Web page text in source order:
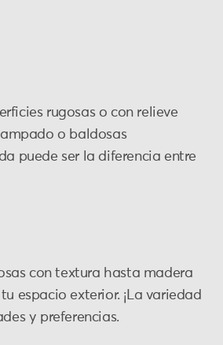
rugosas o con relieve
o baldosas
puede ser la diferencia entre
con textura hasta madera
espacio exterior. ¡La variedad
y preferencias.